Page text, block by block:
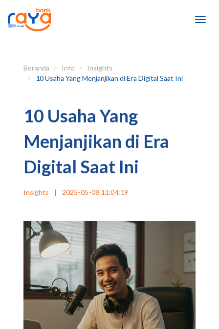
Beranda Info
Insights
10 Usaha Yang Menjanjikan di Era Digital Saat Ini
10 Usaha Yang
Menjanjikan di Era
Digital Saat Ini
Insights | 2025-05-08 11:04:19